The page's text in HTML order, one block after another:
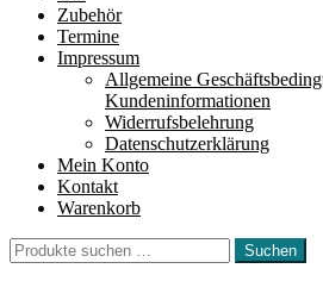
Zubehör
Termine
Impressum
Allgemeine
Kundeninformationen
Widerrufsbelehrung
Datenschutzerklärung
Mein Konto
Kontakt
Warenkorb
Suchen
nach:
Suchen